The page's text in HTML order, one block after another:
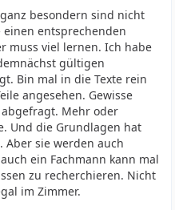
besondern sind nicht
entsprechenden
muss viel lernen. Ich habe
gültigen
Bin mal in die Texte rein
angesehen. Gewisse
Mehr oder
Und die Grundlagen hat
sie werden auch
ein Fachmann kann mal
zu recherchieren. Nicht
im Zimmer.